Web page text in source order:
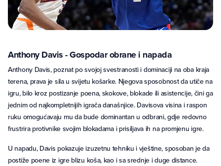
Anthony Davis - Gospodar obrane i napada
Anthony Davis, poznat po svojoj svestranosti i dominaciji na oba kraja
terena, prava je sila u svijetu košarke. Njegova sposobnost da utiče na
igru, bilo kroz postizanje poena, skokove, blokade ili asistencije, čini ga
jednim od najkompletnijih igrača današnjice. Davisova visina i raspon
ruku omogućavaju mu da bude dominantan u odbrani, gdje redovno
frustrira protivnike svojim blokadama i prisiljava ih na promjenu igre.
U napadu, Davis pokazuje izuzetnu tehniku i vještine, sposoban je da
postiže poene iz igre blizu koša, kao i sa srednje i duge distance.